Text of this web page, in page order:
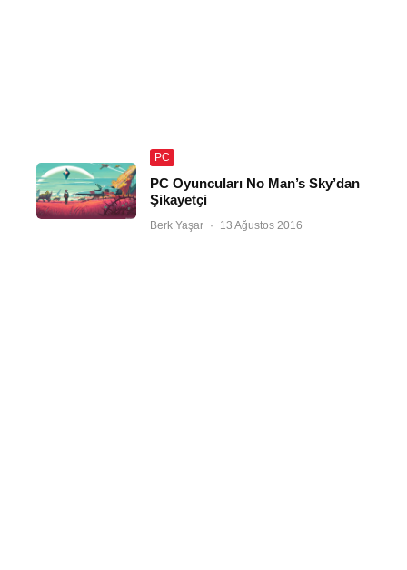
PC
PC Oyuncuları No Man’s Sky’dan
Şikayetçi
Berk Yaşar · 13 Ağustos 2016